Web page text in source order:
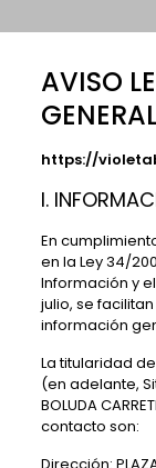
AVISO
https://
I.
En
en la Ley 34/
Información y
julio, se
información
La titularidad
(en adelante,
BOLUDA
contacto son: